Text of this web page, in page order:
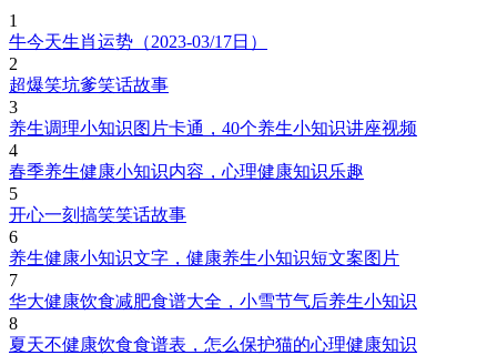
1
牛今天生肖运势（2023-03/17日）
2
超爆笑坑爹笑话故事
3
养生调理小知识图片卡通，40个养生小知识讲座视频
4
春季养生健康小知识内容，心理健康知识乐趣
5
开心一刻搞笑笑话故事
6
养生健康小知识文字，健康养生小知识短文案图片
7
华大健康饮食减肥食谱大全，小雪节气后养生小知识
8
夏天不健康饮食食谱表，怎么保护猫的心理健康知识